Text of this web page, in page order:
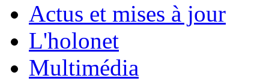
Actus et mises à jour
L'holonet
Multimédia